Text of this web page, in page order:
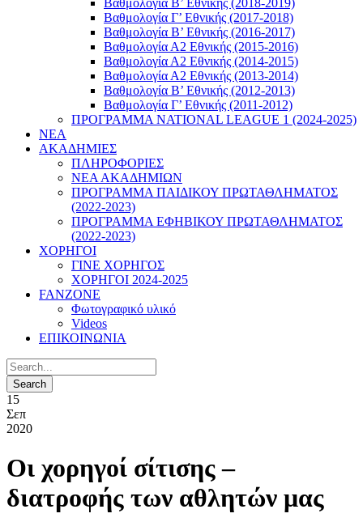
Βαθμολογία B’ Εθνικής (2018-2019)
Βαθμολογία Γ’ Εθνικής (2017-2018)
Βαθμολογία Β’ Εθνικής (2016-2017)
Βαθμολογία Α2 Εθνικής (2015-2016)
Βαθμολογία Α2 Εθνικής (2014-2015)
Βαθμολογία Α2 Εθνικής (2013-2014)
Βαθμολογία Β’ Εθνικής (2012-2013)
Βαθμολογία Γ’ Εθνικής (2011-2012)
ΠΡΟΓΡΑΜΜΑ NATIONAL LEAGUE 1 (2024-2025)
ΝΕΑ
ΑΚΑΔΗΜΙΕΣ
ΠΛΗΡΟΦΟΡΙΕΣ
ΝΕΑ ΑΚΑΔΗΜΙΩΝ
ΠΡΟΓΡΑΜΜΑ ΠΑΙΔΙΚΟΥ ΠΡΩΤΑΘΛΗΜΑΤΟΣ
(2022-2023)
ΠΡΟΓΡΑΜΜΑ ΕΦΗΒΙΚΟΥ ΠΡΩΤΑΘΛΗΜΑΤΟΣ
(2022-2023)
ΧΟΡΗΓΟΙ
ΓΙΝΕ ΧΟΡΗΓΟΣ
ΧΟΡΗΓΟΙ 2024-2025
FANZONE
Φωτογραφικό υλικό
Videos
ΕΠΙΚΟΙΝΩΝΙΑ
15
Σεπ
2020
Οι χορηγοί σίτισης –
διατροφής των αθλητών μας